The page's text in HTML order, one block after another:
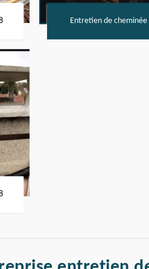
Entretien de cheminée